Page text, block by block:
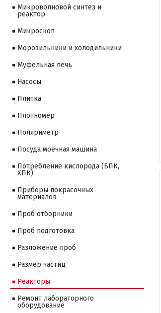
Микроволновой синтез и
реактор
Микроскоп
Морозильники и холодильники
Муфельная печь
Насосы
Плитка
Плотномер
Поляриметр
Посуда моечная машина
Потребление кислорода (БПК,
ХПК)
Приборы покрасочных
материалов
Проб отборники
Проб подготовка
Разложение проб
Размер частиц
Реакторы
Ремонт лабораторного
оборудование